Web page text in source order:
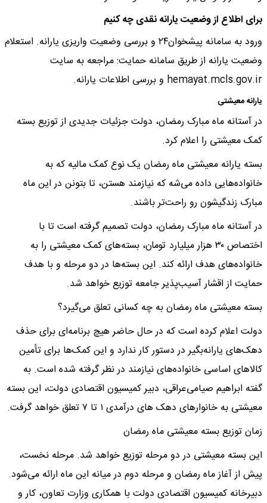
برای اطلاع از وضعیت یارانه نقدی چه کنیم
ورود به سامانه پیشخوان۲۴ و بررسی وضعیت واریزی یارانه. استعلام
وضعیت یارانه از طریق سامانه حمایت: مراجعه به سایت
hemayat.mcls.gov.ir و بررسی اطلاعات یارانه.
یارانه معیشتی
در آستانه ماه مبارک رمضان، دولت جزئیات جدیدی از توزیع بسته
کمک معیشتی را اعلام کرد.
بسته یارانه معیشتی ماه رمضان یک نوع کمک مالیه که به
خانواده‌هایی داده می‌شه که نیازمند هستن، تا بتونن در این ماه
مبارک زندگیشون رو راحت‌تر باشند.
در آستانه ماه مبارک رمضان، دولت تصمیم گرفته است تا با
اختصاص ۳۰ هزار میلیارد تومان، بسته‌های کمک معیشتی را به
خانواده‌های هدف ارائه کند. این بسته‌ها در دو مرحله و با هدف
حمایت از اقشار آسیب‌پذیر جامعه توزیع خواهد شد.
بسته معیشتی ماه رمضان به چه کسانی تعلق می‌گیرد؟
دولت اعلام کرده است که در حال حاضر هیچ برنامه‌ای برای حذف
دهک‌های یارانه‌بگیر در دستور کار ندارد و این کمک‌ها برای تأمین
کالاهای اساسی خانواده‌های نیازمند در نظر گرفته شده است. به
گفته ابراهیم صیامی‌عراقی، دبیر کمیسیون اقتصادی دولت، این بسته
معیشتی به خانوارهای دهک های درآمدی ۱ تا ۷ تعلق خواهد گرفت.
زمان توزیع بسته معیشتی ماه رمضان
این بسته معیشتی در دو مرحله توزیع خواهد شد. مرحله نخست،
پیش از آغاز ماه رمضان و مرحله دوم در میانه این ماه ارائه می‌شود.
دبیرخانه کمیسیون اقتصادی دولت با همکاری وزارت تعاون، کار و